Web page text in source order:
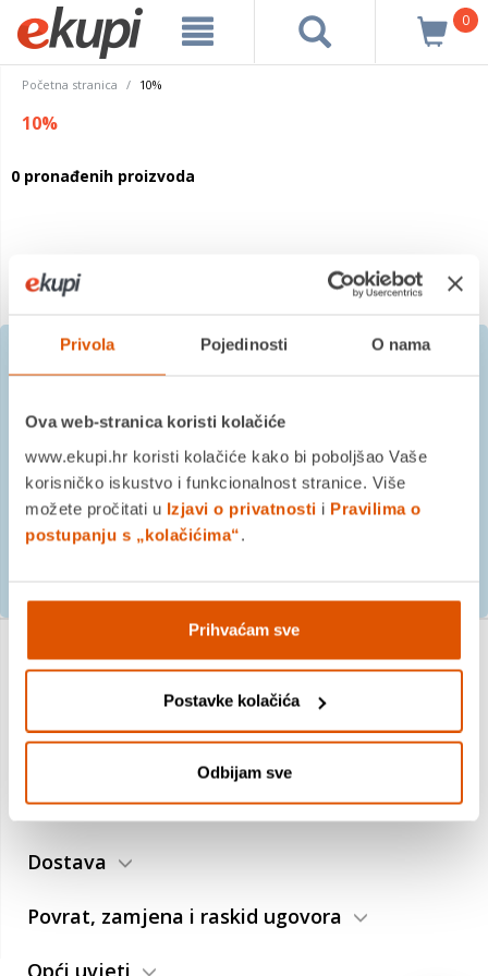
Privola Pojedinosti O nama
Ova web-stranica koristi kolačiće
www.ekupi.hr koristi kolačiće kako bi poboljšao Vaše
korisničko iskustvo i funkcionalnost stranice. Više
možete pročitati u Izjavi o privatnosti i Pravilima o
postupanju s „kolačićima“.
Prihvaćam sve
Postavke kolačića
Odbijam sve
0
Početna stranica 10%
10%
0 pronađenih proizvoda
Prijavite se na besplatni
PRIJAVITE SE
Trebate pomoć?
Plaćanje
Dostava
Povrat, zamjena i raskid ugovora
Opći uvjeti